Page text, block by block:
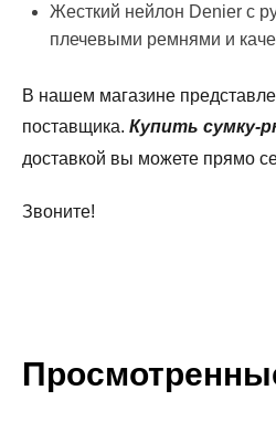
Жесткий нейлон Denier с
плечевыми ремнями и
В нашем магазине
поставщика. Купить сумку-
доставкой вы можете прямо
Звоните!